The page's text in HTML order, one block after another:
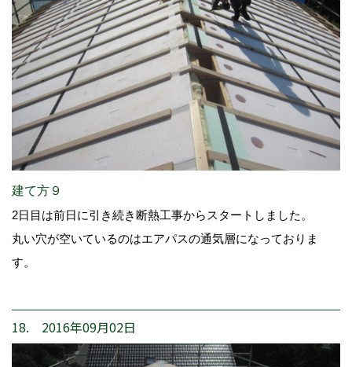
建て方９
2日目は前日に引き続き断熱工事からスタートしました。
丸い穴が空いているのはエアパスの通気層になっておりま
す。
18. 2016年09月02日